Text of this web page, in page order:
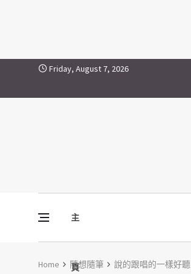
Skip to contentFriday, August 7, 2026
主
頁
Vine Media
葡萄樹傳媒
Home 隨想隨筆 說的跟唱的一樣好聽